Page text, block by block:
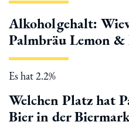
Alkoholgehalt:
Palmbräu Lemon &
Es hat 2.2%
Welchen Platz hat
Bier in der